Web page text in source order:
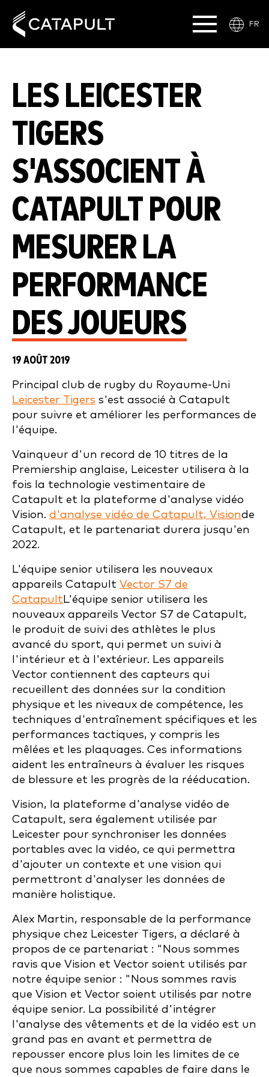
FR
LES LEICESTER
TIGERS
S'ASSOCIENT À
CATAPULT POUR
MESURER LA
PERFORMANCE
DES JOUEURS
19 AOÛT 2019
Principal club de rugby du Royaume-Uni
Leicester Tigers s'est associé à Catapult
pour suivre et améliorer les performances de
l'équipe.
Vainqueur d'un record de 10 titres de la
Premiership anglaise, Leicester utilisera à la
fois la technologie vestimentaire de
Catapult et la plateforme d'analyse vidéo
Vision. d'analyse vidéo de Catapult, Visionde
Catapult, et le partenariat durera jusqu'en
2022.
L'équipe senior utilisera les nouveaux
appareils Catapult Vector S7 de
CatapultL'équipe senior utilisera les
nouveaux appareils Vector S7 de Catapult,
le produit de suivi des athlètes le plus
avancé du sport, qui permet un suivi à
l'intérieur et à l'extérieur. Les appareils
Vector contiennent des capteurs qui
recueillent des données sur la condition
physique et les niveaux de compétence, les
techniques d'entraînement spécifiques et les
performances tactiques, y compris les
mêlées et les plaquages. Ces informations
aident les entraîneurs à évaluer les risques
de blessure et les progrès de la rééducation.
Vision, la plateforme d'analyse vidéo de
Catapult, sera également utilisée par
Leicester pour synchroniser les données
portables avec la vidéo, ce qui permettra
d'ajouter un contexte et une vision qui
permettront d'analyser les données de
manière holistique.
Alex Martin, responsable de la performance
physique chez Leicester Tigers, a déclaré à
propos de ce partenariat : "Nous sommes
ravis que Vision et Vector soient utilisés par
notre équipe senior : "Nous sommes ravis
que Vision et Vector soient utilisés par notre
équipe senior. La possibilité d'intégrer
l'analyse des vêtements et de la vidéo est un
grand pas en avant et permettra de
repousser encore plus loin les limites de ce
que nous sommes capables de faire dans le